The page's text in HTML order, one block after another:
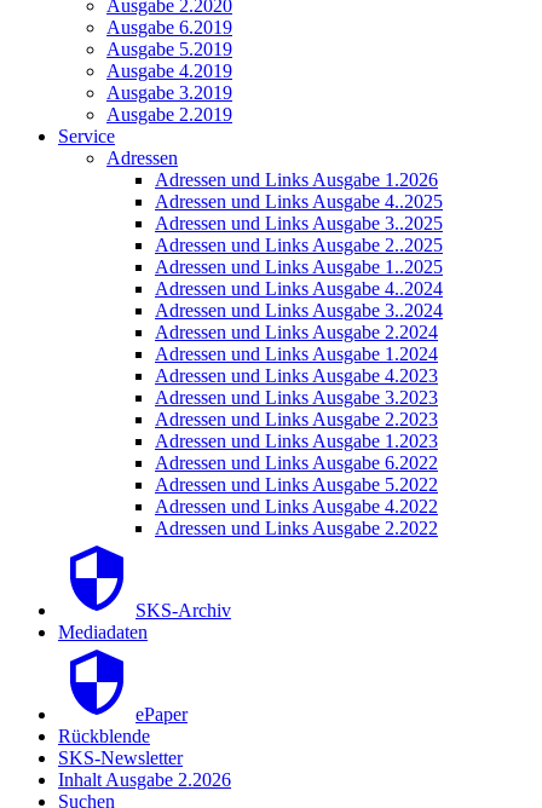
Ausgabe 2.2020
Ausgabe 6.2019
Ausgabe 5.2019
Ausgabe 4.2019
Ausgabe 3.2019
Ausgabe 2.2019
Service
Adressen
Adressen und Links Ausgabe 1.2026
Adressen und Links Ausgabe 4..2025
Adressen und Links Ausgabe 3..2025
Adressen und Links Ausgabe 2..2025
Adressen und Links Ausgabe 1..2025
Adressen und Links Ausgabe 4..2024
Adressen und Links Ausgabe 3..2024
Adressen und Links Ausgabe 2.2024
Adressen und Links Ausgabe 1.2024
Adressen und Links Ausgabe 4.2023
Adressen und Links Ausgabe 3.2023
Adressen und Links Ausgabe 2.2023
Adressen und Links Ausgabe 1.2023
Adressen und Links Ausgabe 6.2022
Adressen und Links Ausgabe 5.2022
Adressen und Links Ausgabe 4.2022
Adressen und Links Ausgabe 2.2022
SKS-Archiv
Mediadaten
ePaper
Rückblende
SKS-Newsletter
Inhalt Ausgabe 2.2026
Suchen